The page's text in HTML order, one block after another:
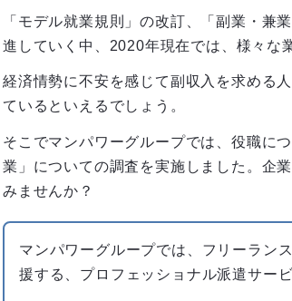
「モデル就業規則」の改訂、「副業・兼
進していく中、2020年現在では、様々な
経済情勢に不安を感じて副収入を求める
ているといえるでしょう。
そこでマンパワーグループでは、役職に
業」についての調査を実施しました。企
みませんか？
マンパワーグループでは、フリーラン
援する、プロフェッショナル派遣サー